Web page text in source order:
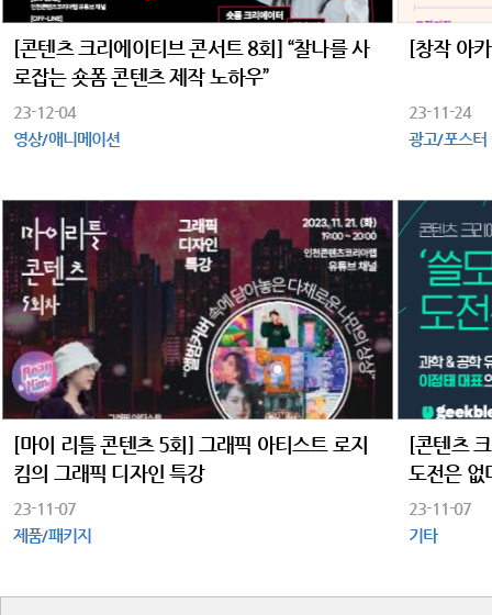
[콘텐츠 크리에이티브 콘서트 8회] “찰나를 사
로잡는 숏폼 콘텐츠 제작 노하우”
23-12-04
영상/애니메이션
[창작 아
23-11-24
광고/포스터
[마이 리틀 콘텐츠 5회] 그래픽 아티스트 로지
킴의 그래픽 디자인 특강
23-11-07
제품/패키지
[콘텐츠
도전은 없
23-11-07
기타